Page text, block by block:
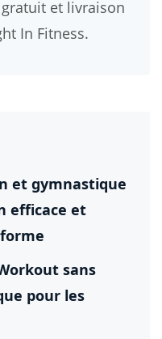
gratuit et livraison
In Fitness.
et gymnastique
efficace et
sans
pour les